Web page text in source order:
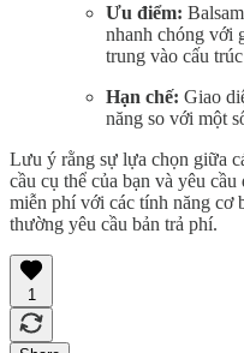
Ưu điểm:
nhanh chóng với
trung vào cấu
Hạn chế: Giao
năng so với một
Lưu ý rằng sự lựa chọn giữa
cầu cụ thể của bạn và yêu
miễn phí với các tính năng cơ
thường yêu cầu bản trả phí.
1